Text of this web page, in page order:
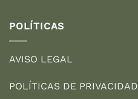
POLÍTICAS
AVISO LEGAL
POLÍTICAS DE PRIVACIDAD